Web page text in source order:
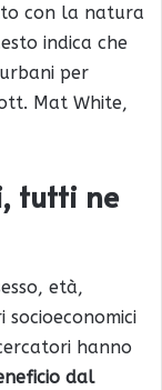
con la natura
indica che
per
Mat White,
tutti ne
età,
hanno
dal